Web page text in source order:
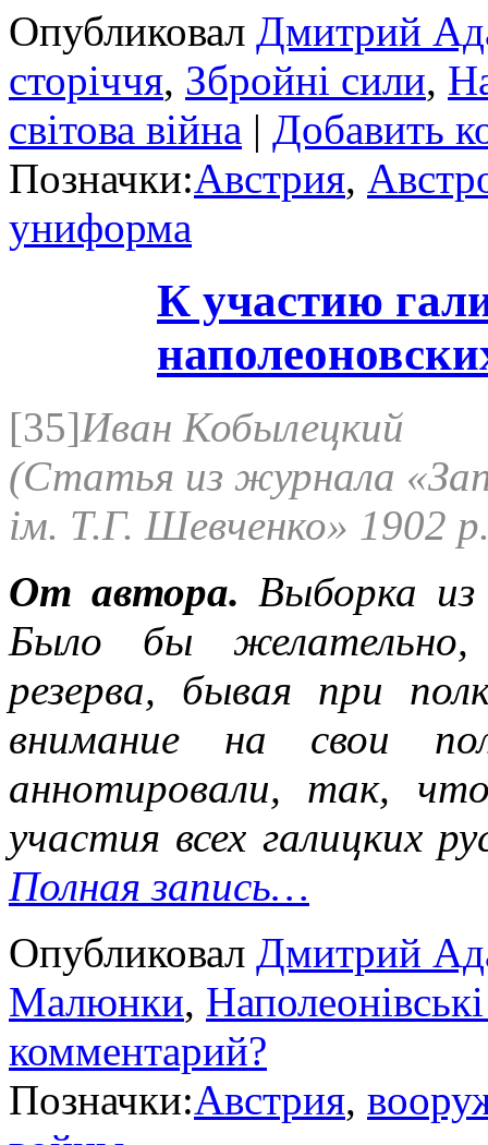
Опубликовал Дмитрий
сторіччя, Збройні сили,
світова війна | Добавить
Позначки:Австрия,
униформа
К участию
[35]Иван Кобылецкий
(Статья из журнала
iм. Т.Г. Шевченко» 1902
От автора. Выборка из
Было бы
резерва, бывая при
внимание на свои
аннотировали, так,
участия всех галицких
Полная запись…
Опубликовал Дмитрий
Малюнки,
комментарий?
Позначки:Австрия,